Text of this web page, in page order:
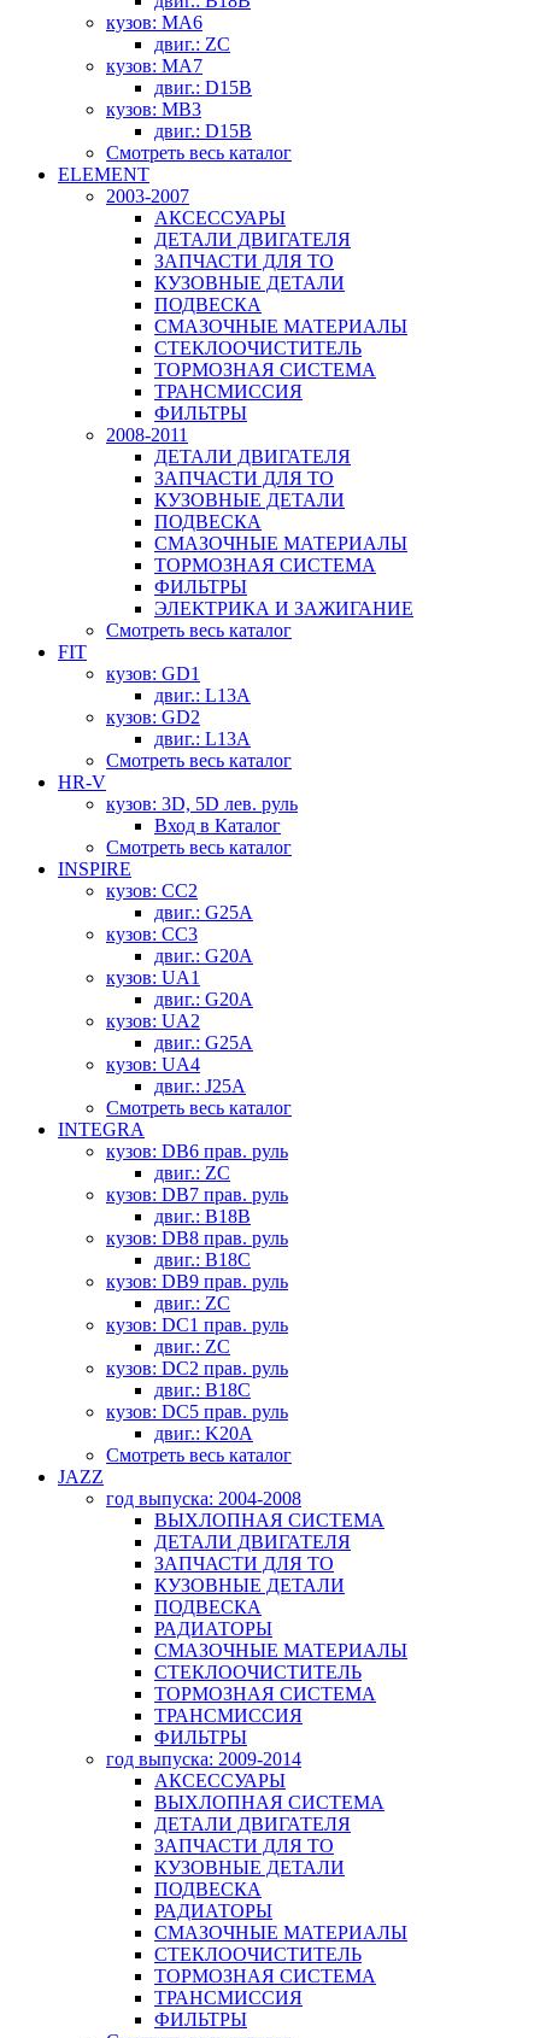
кузов: MA6
двиг.: ZC
кузов: MA7
двиг.: D15B
кузов: MB3
двиг.: D15B
Смотреть весь каталог
ELEMENT
2003-2007
АКСЕССУАРЫ
ДЕТАЛИ ДВИГАТЕЛЯ
ЗАПЧАСТИ ДЛЯ ТО
КУЗОВНЫЕ ДЕТАЛИ
ПОДВЕСКА
СМАЗОЧНЫЕ МАТЕРИАЛЫ
СТЕКЛООЧИСТИТЕЛЬ
ТОРМОЗНАЯ СИСТЕМА
ТРАНСМИССИЯ
ФИЛЬТРЫ
2008-2011
ДЕТАЛИ ДВИГАТЕЛЯ
ЗАПЧАСТИ ДЛЯ ТО
КУЗОВНЫЕ ДЕТАЛИ
ПОДВЕСКА
СМАЗОЧНЫЕ МАТЕРИАЛЫ
ТОРМОЗНАЯ СИСТЕМА
ФИЛЬТРЫ
ЭЛЕКТРИКА И ЗАЖИГАНИЕ
Смотреть весь каталог
FIT
кузов: GD1
двиг.: L13A
кузов: GD2
двиг.: L13A
Смотреть весь каталог
HR-V
кузов: 3D, 5D лев. руль
Вход в Каталог
Смотреть весь каталог
INSPIRE
кузов: CC2
двиг.: G25A
кузов: CC3
двиг.: G20A
кузов: UA1
двиг.: G20A
кузов: UA2
двиг.: G25A
кузов: UA4
двиг.: J25A
Смотреть весь каталог
INTEGRA
кузов: DB6 прав. руль
двиг.: ZC
кузов: DB7 прав. руль
двиг.: B18B
кузов: DB8 прав. руль
двиг.: B18C
кузов: DB9 прав. руль
двиг.: ZC
кузов: DC1 прав. руль
двиг.: ZC
кузов: DC2 прав. руль
двиг.: B18C
кузов: DC5 прав. руль
двиг.: K20A
Смотреть весь каталог
JAZZ
год выпуска: 2004-2008
ВЫХЛОПНАЯ СИСТЕМА
ДЕТАЛИ ДВИГАТЕЛЯ
ЗАПЧАСТИ ДЛЯ ТО
КУЗОВНЫЕ ДЕТАЛИ
ПОДВЕСКА
РАДИАТОРЫ
СМАЗОЧНЫЕ МАТЕРИАЛЫ
СТЕКЛООЧИСТИТЕЛЬ
ТОРМОЗНАЯ СИСТЕМА
ТРАНСМИССИЯ
ФИЛЬТРЫ
год выпуска: 2009-2014
АКСЕССУАРЫ
ВЫХЛОПНАЯ СИСТЕМА
ДЕТАЛИ ДВИГАТЕЛЯ
ЗАПЧАСТИ ДЛЯ ТО
КУЗОВНЫЕ ДЕТАЛИ
ПОДВЕСКА
РАДИАТОРЫ
СМАЗОЧНЫЕ МАТЕРИАЛЫ
СТЕКЛООЧИСТИТЕЛЬ
ТОРМОЗНАЯ СИСТЕМА
ТРАНСМИССИЯ
ФИЛЬТРЫ